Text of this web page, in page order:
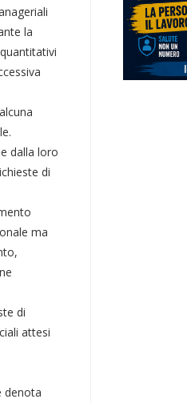
la
dalla loro
di
ma
di
attesi
denota